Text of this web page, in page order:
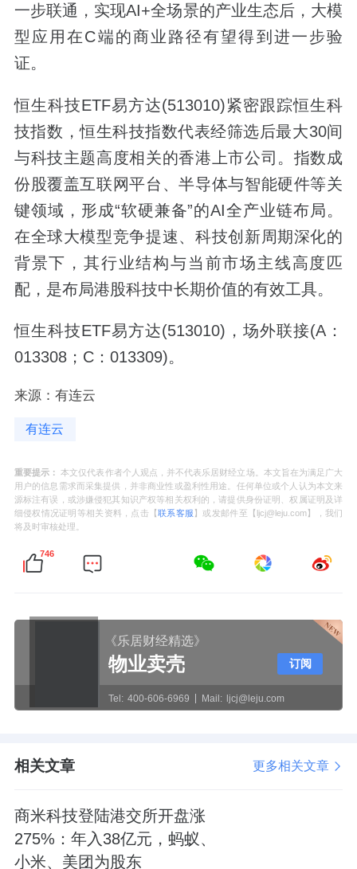
一步联通，实现AI+全场景的产业生态后，大模
型应用在C端的商业路径有望得到进一步验
证。
恒生科技ETF易方达(513010)紧密跟踪恒生科
技指数，恒生科技指数代表经筛选后最大30间
与科技主题高度相关的香港上市公司。指数成
份股覆盖互联网平台、半导体与智能硬件等关
键领域，形成“软硬兼备”的AI全产业链布局。
在全球大模型竞争提速、科技创新周期深化的
背景下，其行业结构与当前市场主线高度匹
配，是布局港股科技中长期价值的有效工具。
恒生科技ETF易方达(513010)，场外联接(A：
013308；C：013309)。
来源：有连云
有连云
重要提示： 本文仅代表作者个人观点，并不代表乐居财经立场。本文旨在为满足广大
用户的信息需求而采集提供，并非商业性或盈利性用途。任何单位或个人认为本文来
源标注有误，或涉嫌侵犯其知识产权等相关权利的，请提供身份证明、权属证明及详
细侵权情况证明等相关资料，点击【联系客服 】或发邮件至【ljcj@leju.com】，我们
将及时审核处理。
746
《乐居财经精选》
物业卖壳
Tel: 400-606-6969 Mail: ljcj@leju.com
订阅
相关文章 更多相关文章
商米科技登陆港交所开盘涨
275%：年入38亿元，蚂蚁、
小米、美团为股东